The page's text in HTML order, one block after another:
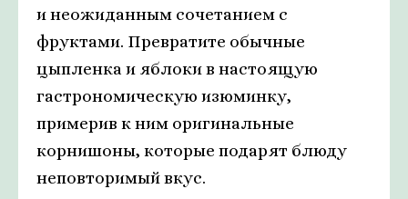
и неожиданным сочетанием с
фруктами. Превратите обычные
цыпленка и яблоки в настоящую
гастрономическую изюминку,
примерив к ним оригинальные
корнишоны, которые подарят блюду
неповторимый вкус.